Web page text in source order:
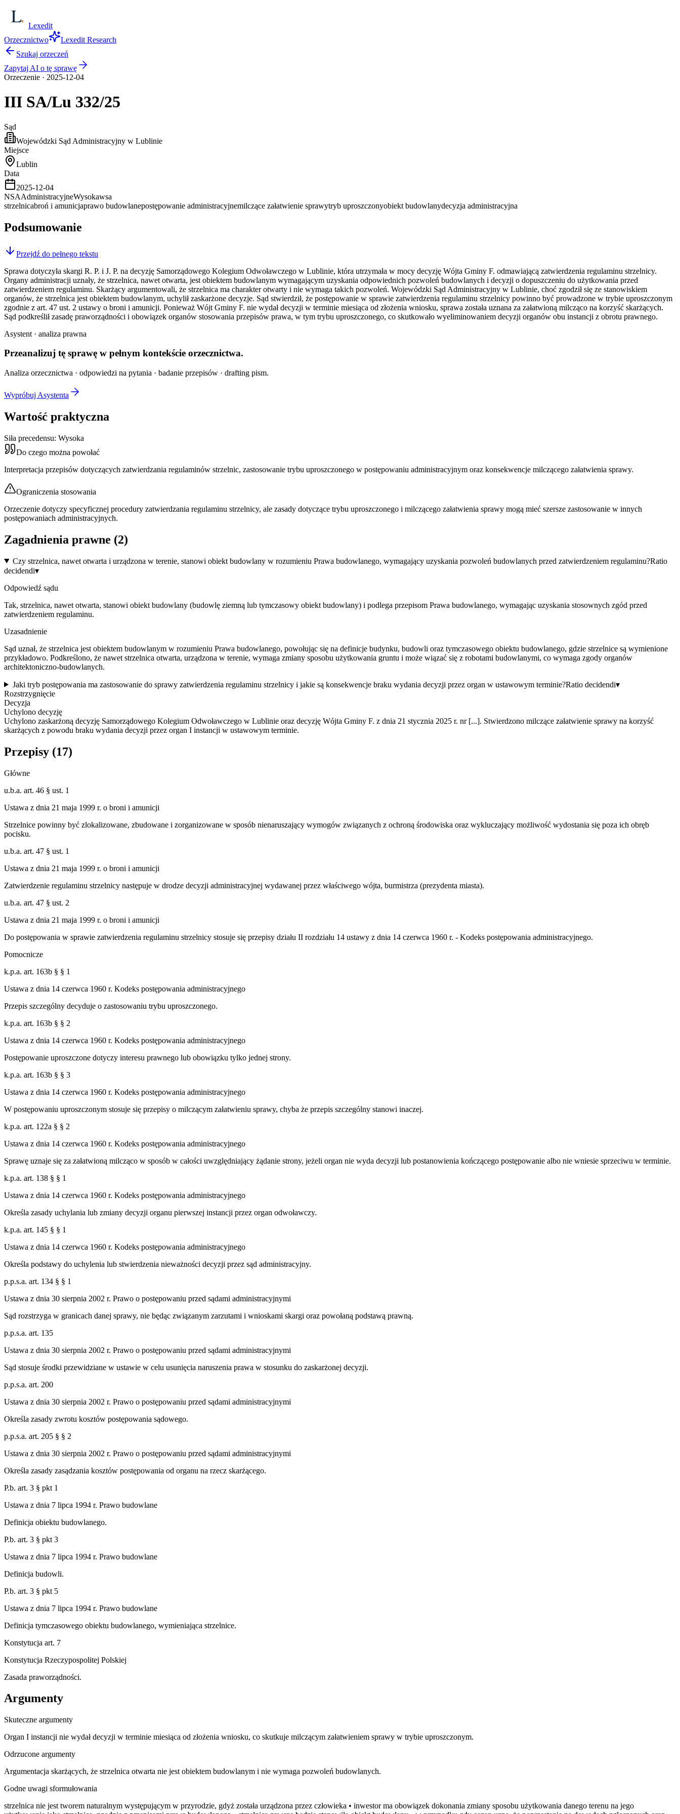
Lexedit
Orzecznictwo
Lexedit Research
Szukaj orzeczeń
Zapytaj AI o tę sprawę
Orzeczenie · 2025-12-04
III SA/Lu 332/25
Sąd
Wojewódzki Sąd Administracyjny w Lublinie
Miejsce
Lublin
Data
2025-12-04
NSAAdministracyjneWysokawsa
strzelnicabroń i amunicjaprawo budowlanepostępowanie administracyjnemilczące załatwienie sprawytryb uproszczonyobiekt budowlanydecyzja administracyjna
Podsumowanie
Przejdź do pełnego tekstu
Sprawa dotyczyła skargi R. P. i J. P. na decyzję Samorządowego Kolegium Odwoławczego w Lublinie, która utrzymała w mocy decyzję Wójta Gminy F. odmawiającą zatwierdzenia regulaminu strzelnicy.
Organy administracji uznały, że strzelnica, nawet otwarta, jest obiektem budowlanym wymagającym uzyskania odpowiednich pozwoleń budowlanych i decyzji o dopuszczeniu do użytkowania przed
zatwierdzeniem regulaminu. Skarżący argumentowali, że strzelnica ma charakter otwarty i nie wymaga takich pozwoleń. Wojewódzki Sąd Administracyjny w Lublinie, choć zgodził się ze stanowiskiem
organów, że strzelnica jest obiektem budowlanym, uchylił zaskarżone decyzje. Sąd stwierdził, że postępowanie w sprawie zatwierdzenia regulaminu strzelnicy powinno być prowadzone w trybie uproszczonym
zgodnie z art. 47 ust. 2 ustawy o broni i amunicji. Ponieważ Wójt Gminy F. nie wydał decyzji w terminie miesiąca od złożenia wniosku, sprawa została uznana za załatwioną milcząco na korzyść skarżących.
Sąd podkreślił zasadę praworządności i obowiązek organów stosowania przepisów prawa, w tym trybu uproszczonego, co skutkowało wyeliminowaniem decyzji organów obu instancji z obrotu prawnego.
Asystent · analiza prawna
Przeanalizuj tę sprawę w pełnym kontekście orzecznictwa.
Analiza orzecznictwa · odpowiedzi na pytania · badanie przepisów · drafting pism.
Wypróbuj Asystenta
Wartość praktyczna
Siła precedensu: Wysoka
Do czego można powołać
Interpretacja przepisów dotyczących zatwierdzania regulaminów strzelnic, zastosowanie trybu uproszczonego w postępowaniu administracyjnym oraz konsekwencje milczącego załatwienia sprawy.
Ograniczenia stosowania
Orzeczenie dotyczy specyficznej procedury zatwierdzania regulaminu strzelnicy, ale zasady dotyczące trybu uproszczonego i milczącego załatwienia sprawy mogą mieć szersze zastosowanie w innych
postępowaniach administracyjnych.
Zagadnienia prawne (2)
Czy strzelnica, nawet otwarta i urządzona w terenie, stanowi obiekt budowlany w rozumieniu Prawa budowlanego, wymagający uzyskania pozwoleń budowlanych przed zatwierdzeniem regulaminu?Ratio
decidendi▾
Odpowiedź sądu
Tak, strzelnica, nawet otwarta, stanowi obiekt budowlany (budowlę ziemną lub tymczasowy obiekt budowlany) i podlega przepisom Prawa budowlanego, wymagając uzyskania stosownych zgód przed
zatwierdzeniem regulaminu.
Uzasadnienie
Sąd uznał, że strzelnica jest obiektem budowlanym w rozumieniu Prawa budowlanego, powołując się na definicje budynku, budowli oraz tymczasowego obiektu budowlanego, gdzie strzelnice są wymienione
przykładowo. Podkreślono, że nawet strzelnica otwarta, urządzona w terenie, wymaga zmiany sposobu użytkowania gruntu i może wiązać się z robotami budowlanymi, co wymaga zgody organów
architektoniczno-budowlanych.
Jaki tryb postępowania ma zastosowanie do sprawy zatwierdzenia regulaminu strzelnicy i jakie są konsekwencje braku wydania decyzji przez organ w ustawowym terminie?Ratio decidendi▾
Rozstrzygnięcie
Decyzja
Uchylono decyzję
Uchylono zaskarżoną decyzję Samorządowego Kolegium Odwoławczego w Lublinie oraz decyzję Wójta Gminy F. z dnia 21 stycznia 2025 r. nr [...]. Stwierdzono milczące załatwienie sprawy na korzyść
skarżących z powodu braku wydania decyzji przez organ I instancji w ustawowym terminie.
Przepisy (17)
Główne
u.b.a. art. 46 § ust. 1
Ustawa z dnia 21 maja 1999 r. o broni i amunicji
Strzelnice powinny być zlokalizowane, zbudowane i zorganizowane w sposób nienaruszający wymogów związanych z ochroną środowiska oraz wykluczający możliwość wydostania się poza ich obręb
pocisku.
u.b.a. art. 47 § ust. 1
Ustawa z dnia 21 maja 1999 r. o broni i amunicji
Zatwierdzenie regulaminu strzelnicy następuje w drodze decyzji administracyjnej wydawanej przez właściwego wójta, burmistrza (prezydenta miasta).
u.b.a. art. 47 § ust. 2
Ustawa z dnia 21 maja 1999 r. o broni i amunicji
Do postępowania w sprawie zatwierdzenia regulaminu strzelnicy stosuje się przepisy działu II rozdziału 14 ustawy z dnia 14 czerwca 1960 r. - Kodeks postępowania administracyjnego.
Pomocnicze
k.p.a. art. 163b § § 1
Ustawa z dnia 14 czerwca 1960 r. Kodeks postępowania administracyjnego
Przepis szczególny decyduje o zastosowaniu trybu uproszczonego.
k.p.a. art. 163b § § 2
Ustawa z dnia 14 czerwca 1960 r. Kodeks postępowania administracyjnego
Postępowanie uproszczone dotyczy interesu prawnego lub obowiązku tylko jednej strony.
k.p.a. art. 163b § § 3
Ustawa z dnia 14 czerwca 1960 r. Kodeks postępowania administracyjnego
W postępowaniu uproszczonym stosuje się przepisy o milczącym załatwieniu sprawy, chyba że przepis szczególny stanowi inaczej.
k.p.a. art. 122a § § 2
Ustawa z dnia 14 czerwca 1960 r. Kodeks postępowania administracyjnego
Sprawę uznaje się za załatwioną milcząco w sposób w całości uwzględniający żądanie strony, jeżeli organ nie wyda decyzji lub postanowienia kończącego postępowanie albo nie wniesie sprzeciwu w terminie.
k.p.a. art. 138 § § 1
Ustawa z dnia 14 czerwca 1960 r. Kodeks postępowania administracyjnego
Określa zasady uchylania lub zmiany decyzji organu pierwszej instancji przez organ odwoławczy.
k.p.a. art. 145 § § 1
Ustawa z dnia 14 czerwca 1960 r. Kodeks postępowania administracyjnego
Określa podstawy do uchylenia lub stwierdzenia nieważności decyzji przez sąd administracyjny.
p.p.s.a. art. 134 § § 1
Ustawa z dnia 30 sierpnia 2002 r. Prawo o postępowaniu przed sądami administracyjnymi
Sąd rozstrzyga w granicach danej sprawy, nie będąc związanym zarzutami i wnioskami skargi oraz powołaną podstawą prawną.
p.p.s.a. art. 135
Ustawa z dnia 30 sierpnia 2002 r. Prawo o postępowaniu przed sądami administracyjnymi
Sąd stosuje środki przewidziane w ustawie w celu usunięcia naruszenia prawa w stosunku do zaskarżonej decyzji.
p.p.s.a. art. 200
Ustawa z dnia 30 sierpnia 2002 r. Prawo o postępowaniu przed sądami administracyjnymi
Określa zasady zwrotu kosztów postępowania sądowego.
p.p.s.a. art. 205 § § 2
Ustawa z dnia 30 sierpnia 2002 r. Prawo o postępowaniu przed sądami administracyjnymi
Określa zasady zasądzania kosztów postępowania od organu na rzecz skarżącego.
P.b. art. 3 § pkt 1
Ustawa z dnia 7 lipca 1994 r. Prawo budowlane
Definicja obiektu budowlanego.
P.b. art. 3 § pkt 3
Ustawa z dnia 7 lipca 1994 r. Prawo budowlane
Definicja budowli.
P.b. art. 3 § pkt 5
Ustawa z dnia 7 lipca 1994 r. Prawo budowlane
Definicja tymczasowego obiektu budowlanego, wymieniająca strzelnice.
Konstytucja art. 7
Konstytucja Rzeczypospolitej Polskiej
Zasada praworządności.
Argumenty
Skuteczne argumenty
Organ I instancji nie wydał decyzji w terminie miesiąca od złożenia wniosku, co skutkuje milczącym załatwieniem sprawy w trybie uproszczonym.
Odrzucone argumenty
Argumentacja skarżących, że strzelnica otwarta nie jest obiektem budowlanym i nie wymaga pozwoleń budowlanych.
Godne uwagi sformułowania
strzelnica nie jest tworem naturalnym występującym w przyrodzie, gdyż została urządzona przez człowieka • inwestor ma obowiązek dokonania zmiany sposobu użytkowania danego terenu na jego